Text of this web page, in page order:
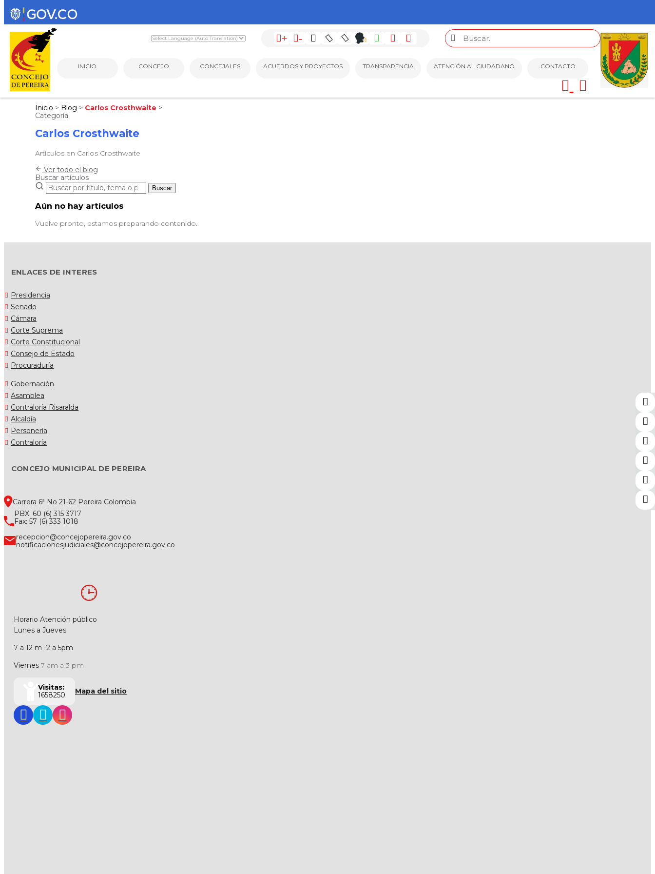
+ -
INICIO CONCEJO CONCEJALES ACUERDOS Y PROYECTOS TRANSPARENCIA ATENCIÓN AL CIUDADANO CONTACTO
Inicio > Blog > Carlos Crosthwaite >
Categoría
Carlos Crosthwaite
Artículos en Carlos Crosthwaite
Ver todo el blog
Buscar artículos
Buscar
Aún no hay artículos
Vuelve pronto, estamos preparando contenido.
ENLACES DE INTERES
Presidencia
Senado
Cámara
Corte Suprema
Corte Constitucional
Consejo de Estado
Procuraduría
Gobernación
Asamblea
Contraloría Risaralda
Alcaldía
Personería
Contraloría
CONCEJO MUNICIPAL DE PEREIRA
Carrera 6ª No 21-62 Pereira Colombia
PBX: 60 (6) 315 3717
Fax: 57 (6) 333 1018
recepcion@concejopereira.gov.co
notificacionesjudiciales@concejopereira.gov.co
Horario Atención público
Lunes a Jueves
7 a 12 m -2 a 5pm
Viernes 7 am a 3 pm
Visitas:
1658250
Mapa del sitio